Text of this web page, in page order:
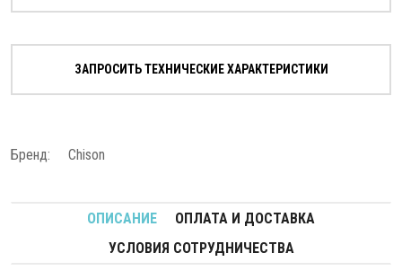
ЗАПРОСИТЬ ТЕХНИЧЕСКИЕ ХАРАКТЕРИСТИКИ
Бренд: Chison
ОПИСАНИЕ
ОПЛАТА И ДОСТАВКА
УСЛОВИЯ СОТРУДНИЧЕСТВА